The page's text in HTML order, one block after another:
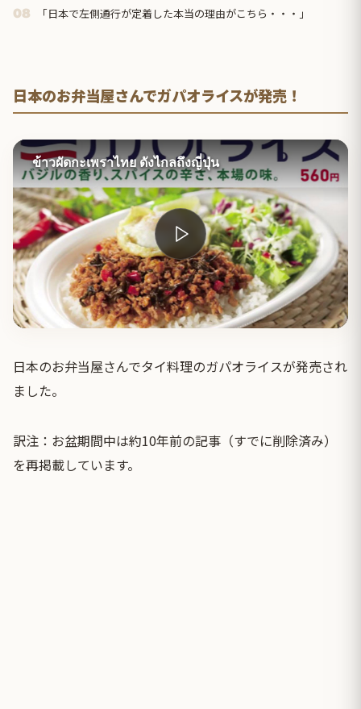
08 「日本で左側通行が定着した本当の理由がこちら・・・」
日本のお弁当屋さんでガパオライスが発売！
ข้าวผัดกะเพราไทย ดังไกลถึงญี่ปุ่น
日本のお弁当屋さんでタイ料理のガパオライスが発売され
ました。
訳注：お盆期間中は約10年前の記事（すでに削除済み）
を再掲載しています。